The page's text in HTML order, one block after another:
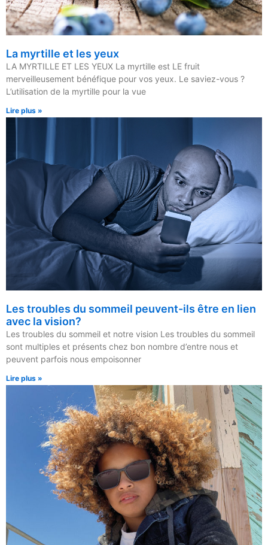
La myrtille et les yeux
LA MYRTILLE ET LES YEUX La myrtille est LE fruit
merveilleusement bénéfique pour vos yeux. Le saviez-vous ?
L’utilisation de la myrtille pour la vue
Lire plus »
Les troubles du sommeil peuvent-ils être en lien
avec la vision?
Les troubles du sommeil et notre vision Les troubles du sommeil
sont multiples et présents chez bon nombre d’entre nous et
peuvent parfois nous empoisonner
Lire plus »